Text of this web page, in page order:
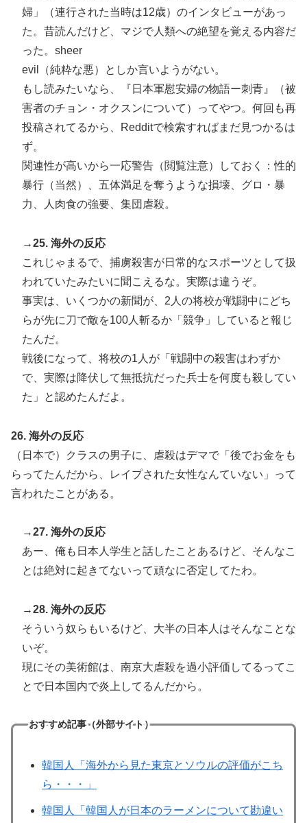
婦」（連行された当時は12歳）のインタビューがあっ
た。昔読んだけど、マジで人類への絶望を覚える内容だ
った。sheer
evil（純粋な悪）としか言いようがない。
もし読みたいなら、『日本軍慰安婦の物語ー刺青』（被
害者のチョン・オクスンについて）ってやつ。何回も再
投稿されてるから、Redditで検索すればまだ見つかるは
ず。
関連性が高いから一応警告（閲覧注意）しておく：性的
暴行（当然）、五体満足を奪うような損壊、グロ・暴
力、人肉食の強要、集団虐殺。
→25. 海外の反応
これじゃまるで、捕虜殺害が日常的なスポーツとして扱
われていたみたいに聞こえるな。実際は違うぞ。
事実は、いくつかの新聞が、2人の将校が戦闘中にどち
らが先に刀で敵を100人斬るか「競争」していると報じ
たんだ。
戦後になって、将校の1人が「戦闘中の殺害はわずか
で、実際は降伏して無抵抗だった兵士を何度も殺してい
た」と認めたんだよ。
26. 海外の反応
（日本で）クラスの男子に、虐殺はデマで「後でお金をも
らってたんだから、レイプされた女性なんていない」って
言われたことがある。
→27. 海外の反応
あー、俺も日本人学生と話したことあるけど、そんなこ
とは絶対に起きてないって頑なに否定してたわ。
→28. 海外の反応
そういう奴らもいるけど、大半の日本人はそんなことな
いぞ。
現にその美術館は、南京大虐殺を過小評価してるってこ
とで日本国内で炎上してるんだから。
おすすめ記事（外部サイト）
韓国人「海外から見た東京とソウルの評価がこち
ら・・・」
韓国人「韓国人が日本のラーメンについて勘違い